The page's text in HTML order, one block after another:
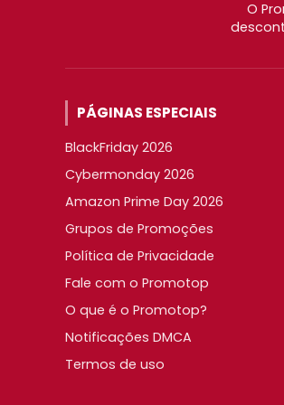
O
PÁGINAS ESPECIAIS
BlackFriday 2026
Cybermonday 2026
Amazon Prime Day 2026
Grupos de Promoções
Política de Privacidade
Fale com o Promotop
O que é o Promotop?
Notificações DMCA
Termos de uso